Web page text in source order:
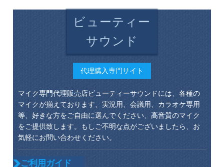
ビューティー
サウンド
代理購入専門サイト
マイク専門代理販売店ビューティーサウンドには、各種の
マイクが揃えております、実況用、会議用、カラオケ専用
等、好きな方をご自由に選んでください、高音質のマイク
をご提供致します。もしご不明な点がございましたら、お
気軽にお問い合わせください。
ご利用ガイド